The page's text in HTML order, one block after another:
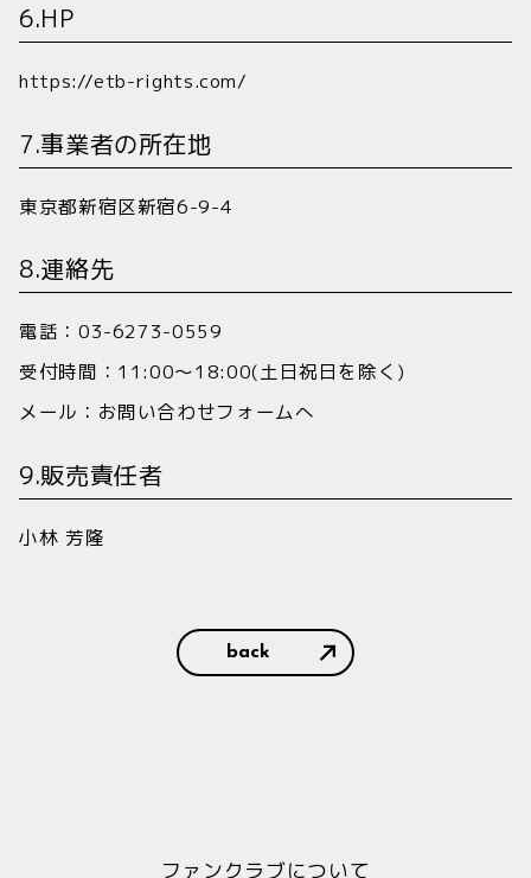
6.HP
https://etb-rights.com/
7.事業者の所在地
東京都新宿区新宿6-9-4
8.連絡先
電話：03-6273-0559
受付時間：11:00〜18:00(土日祝日を除く)
メール： お問い合わせフォームへ
9.販売責任者
小林 芳隆
back
ファンクラブについて